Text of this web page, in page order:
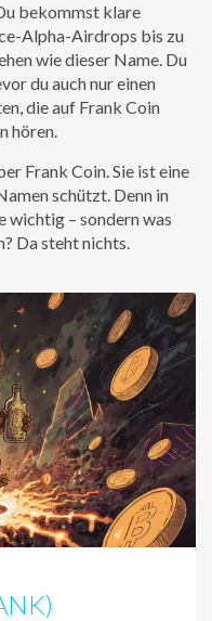
bekommst klare
Alpha-Airdrops bis zu
wie dieser Name. Du
du auch nur einen
die auf Frank Coin
hören.
Frank Coin. Sie ist eine
schützt. Denn in
– sondern was
Da steht nichts.